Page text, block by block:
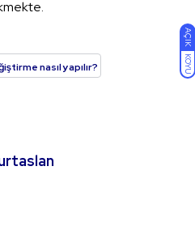
AÇIK
KOYU
nasıl yapılır?